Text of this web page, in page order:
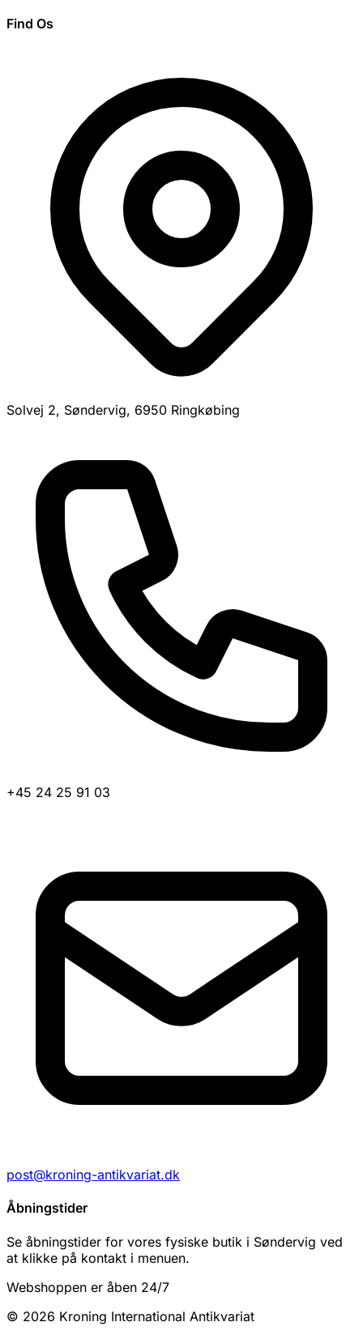
Find Os
Solvej 2, Søndervig, 6950 Ringkøbing
+45 24 25 91 03
post@kroning-antikvariat.dk
Åbningstider
Se åbningstider for vores fysiske butik i Søndervig ved
at klikke på kontakt i menuen.
Webshoppen er åben 24/7
© 2026 Kroning International Antikvariat